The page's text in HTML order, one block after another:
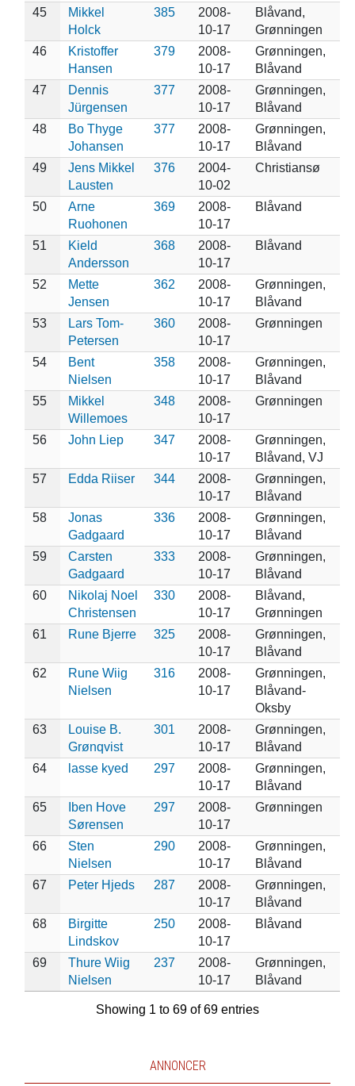
45
Mikkel
Holck
385
2008-
10-17
Blåvand,
Grønningen
46
Kristoffer
Hansen
379
2008-
10-17
Grønningen,
Blåvand
47
Dennis
Jürgensen
377
2008-
10-17
Grønningen,
Blåvand
48
Bo Thyge
Johansen
377
2008-
10-17
Grønningen,
Blåvand
49
Jens Mikkel
Lausten
376
2004-
10-02
Christiansø
50
Arne
Ruohonen
369
2008-
10-17
Blåvand
51
Kield
Andersson
368
2008-
10-17
Blåvand
52
Mette
Jensen
362
2008-
10-17
Grønningen,
Blåvand
53
Lars Tom-
Petersen
360
2008-
10-17
Grønningen
54
Bent
Nielsen
358
2008-
10-17
Grønningen,
Blåvand
55
Mikkel
Willemoes
348
2008-
10-17
Grønningen
56 John Liep 347
2008-
10-17
Grønningen,
Blåvand, VJ
57
Edda Riiser 344
2008-
10-17
Grønningen,
Blåvand
58
Jonas
Gadgaard
336
2008-
10-17
Grønningen,
Blåvand
59
Carsten
Gadgaard
333
2008-
10-17
Grønningen,
Blåvand
60
Nikolaj Noel
Christensen
330
2008-
10-17
Blåvand,
Grønningen
61
Rune Bjerre 325
2008-
10-17
Grønningen,
Blåvand
62
Rune Wiig
Nielsen
316
2008-
10-17
Grønningen,
Blåvand-
Oksby
63
Louise B.
Grønqvist
301
2008-
10-17
Grønningen,
Blåvand
64
lasse kyed 297
2008-
10-17
Grønningen,
Blåvand
65
Iben Hove
Sørensen
297
2008-
10-17
Grønningen
66
Sten
Nielsen
290
2008-
10-17
Grønningen,
Blåvand
67
Peter Hjeds 287
2008-
10-17
Grønningen,
Blåvand
68
Birgitte
Lindskov
250
2008-
10-17
Blåvand
69
Thure Wiig
Nielsen
237
2008-
10-17
Grønningen,
Blåvand
Showing 1 to 69 of 69 entries
ANNONCER